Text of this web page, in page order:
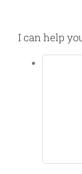
I can help